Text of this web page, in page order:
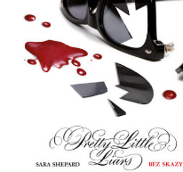
BEZ SKAZY
SARA SHEPARD
OPRAWA MIĘKKA
29,90 ZŁ